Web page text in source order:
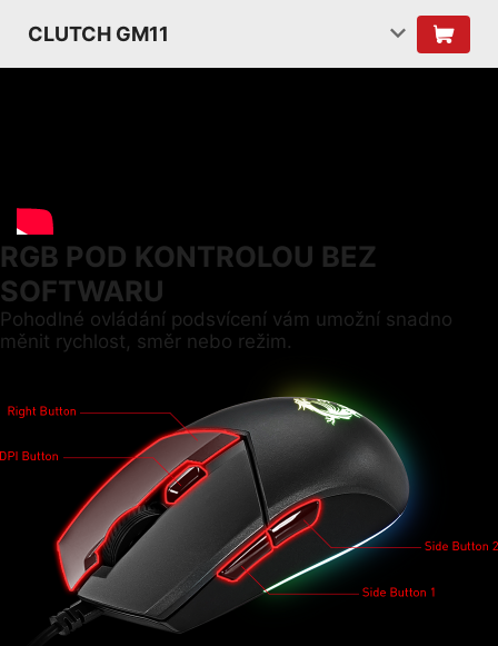
CLUTCH GM11
RGB POD KONTROLOU BEZ
SOFTWARU
Pohodlné ovládání podsvícení vám umožní snadno
měnit rychlost, směr nebo režim.